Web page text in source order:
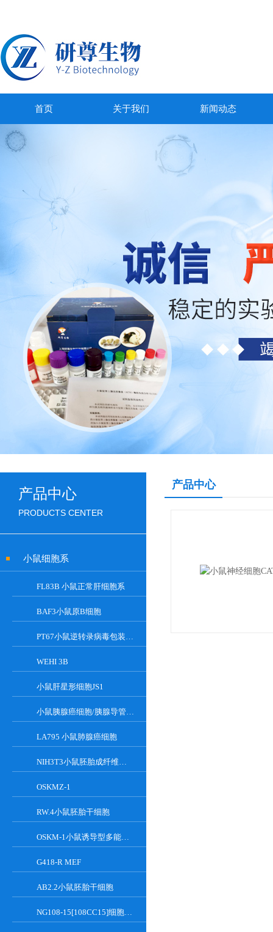
首页 关于我们 新闻动态
产品中心
PRODUCTS CENTER
小鼠细胞系
FL83B 小鼠正常肝细胞系
BAF3小鼠原B细胞
PT67小鼠逆转录病毒包装细胞
WEHI 3B
小鼠肝星形细胞JS1
小鼠胰腺癌细胞/胰腺导管癌PAN02
LA795 小鼠肺腺癌细胞
NIH3T3小鼠胚胎成纤维细胞
OSKMZ-1
RW.4小鼠胚胎干细胞
OSKM-1小鼠诱导型多能干细胞
G418-R MEF
AB2.2小鼠胚胎干细胞
NG108-15[108CC15]细胞系|小鼠神经母瘤与大鼠胶质瘤之融合细胞
产品中心